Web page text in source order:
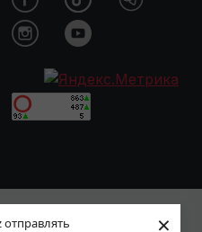
×
жақсарту